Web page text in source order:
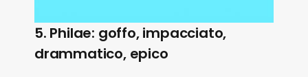
5. Philae: goffo, impacciato,
drammatico, epico